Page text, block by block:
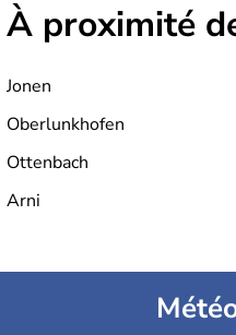
À proximité
Jonen
Oberlunkhofen
Ottenbach
Arni